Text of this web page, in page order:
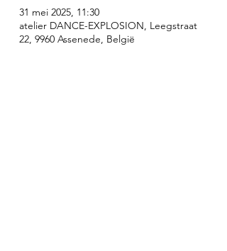
31 mei 2025, 11:30
atelier DANCE-EXPLOSION, Leegstraat
22, 9960 Assenede, België